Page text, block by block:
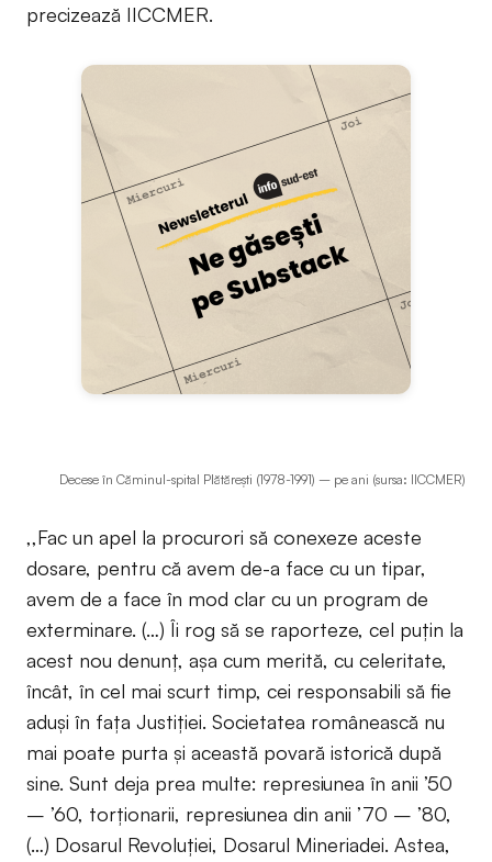
precizează IICCMER.
Decese în Căminul-spital Plătăreşti (1978-1991) – pe ani (sursa: IICCMER)
,,Fac un apel la procurori să conexeze aceste
dosare, pentru că avem de-a face cu un tipar,
avem de a face în mod clar cu un program de
exterminare. (…) Îi rog să se raporteze, cel puţin la
acest nou denunţ, aşa cum merită, cu celeritate,
încât, în cel mai scurt timp, cei responsabili să fie
aduşi în faţa Justiţiei. Societatea românească nu
mai poate purta şi această povară istorică după
sine. Sunt deja prea multe: represiunea în anii ’50
– ’60, torţionarii, represiunea din anii ’70 – ’80,
(…) Dosarul Revoluţiei, Dosarul Mineriadei. Astea,